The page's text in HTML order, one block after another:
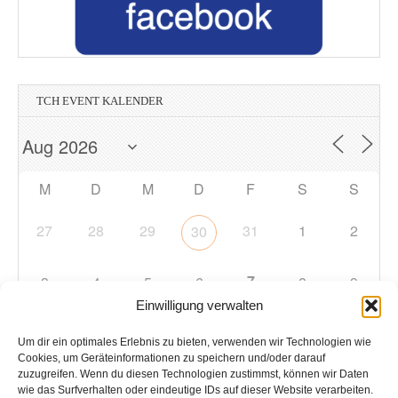
Einwilligung verwalten
Um dir ein optimales Erlebnis zu bieten, verwenden wir Technologien wie
Cookies, um Geräteinformationen zu speichern und/oder darauf
zuzugreifen. Wenn du diesen Technologien zustimmst, können wir Daten
wie das Surfverhalten oder eindeutige IDs auf dieser Website verarbeiten.
TCH EVENT KALENDER
M D M D F S S
27 28 29 30 31 1 2
3 4 5 6 7 8 9
10 11 12 13 14 15
17 18 19 20 21 22 23